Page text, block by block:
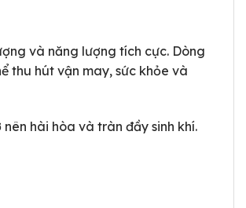
và năng lượng tích cực. Dòng
thu hút vận may, sức khỏe và
hài hòa và tràn đầy sinh khí.